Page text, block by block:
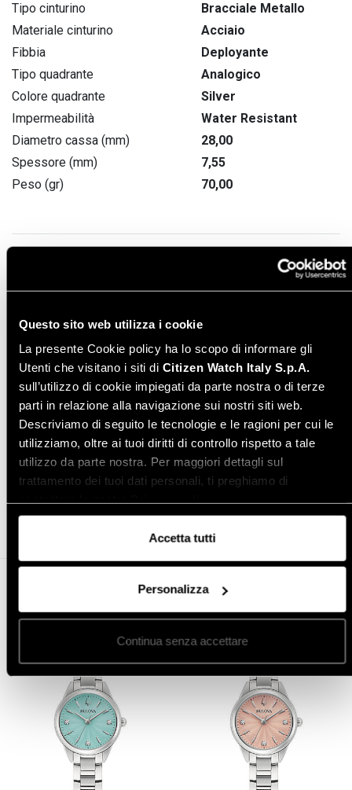
Questo sito web utilizza i cookie
La presente Cookie policy ha lo scopo di informare gli
Utenti che visitano i siti di Citizen Watch Italy S.p.A.
sull’utilizzo di cookie impiegati da parte nostra o di terze
parti in relazione alla navigazione sui nostri siti web.
Descriviamo di seguito le tecnologie e le ragioni per cui le
utilizziamo, oltre ai tuoi diritti di controllo rispetto a tale
utilizzo da parte nostra. Per maggiori dettagli sul
trattamento dei tuoi dati personali, ti preghiamo di
Accetta tutti
Personalizza
Continua senza accettare
Tipo cinturino
Bracciale Metallo
Materiale cinturino
Acciaio
Fibbia
Deployante
Tipo quadrante
Analogico
Colore quadrante
Silver
Impermeabilità
Water Resistant
Diametro cassa (mm)
28,00
Spessore (mm)
7,55
Peso (gr)
70,00
Leggi online
Varianti modello
Condividi
Altro in orologi da donna